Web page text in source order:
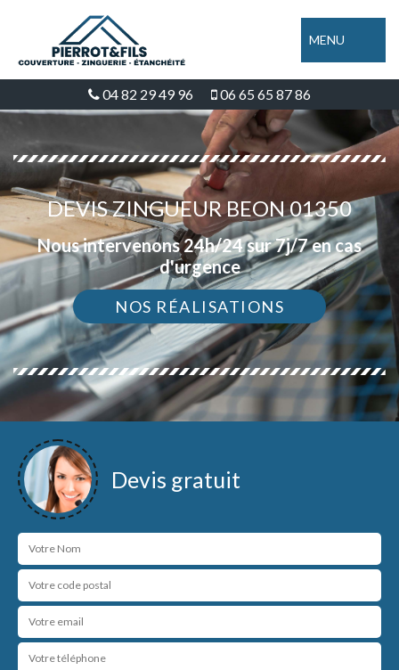
MENU
04 82 29 49 96 06 65 65 87 86
DEVIS ZINGUEUR BEON 01350
Nous intervenons 24h/24 sur 7j/7 en cas
d'urgence
NOS RÉALISATIONS
Devis gratuit